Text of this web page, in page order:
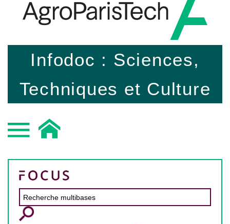
Infodoc : Sciences,
Techniques et Culture